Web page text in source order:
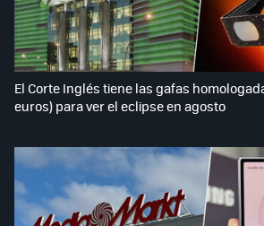
El Corte Inglés tiene las gafas
euros) para ver el eclipse en agosto